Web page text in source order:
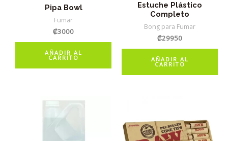
Pipa Bowl
Fumar
₡3000
AÑADIR AL
CARRITO
Estuche Plástico
Completo
Bong para Fumar
₡29950
AÑADIR AL
CARRITO